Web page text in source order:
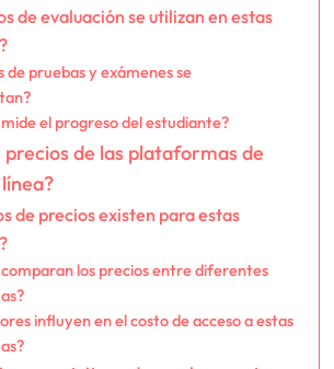
de evaluación se utilizan en estas
de pruebas y exámenes se
el progreso del estudiante?
precios de las plataformas de
de precios existen para estas
los precios entre diferentes
influyen en el costo de acceso a estas